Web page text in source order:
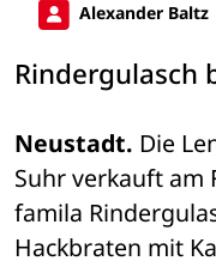
Alexander Baltz
Rindergulasch
Neustadt. Die
Suhr verkauft am
famila
Hackbraten mit